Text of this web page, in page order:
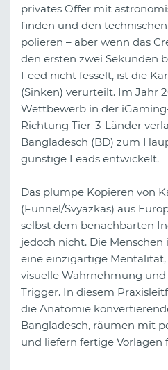
privates Offer mit
finden und den
polieren – aber wenn das
den ersten zwei Sekunden
Feed nicht fesselt, ist die
(Sinken) verurteilt. Im Jahr
Wettbewerb in der
Richtung Tier-3-Länder
Bangladesch (BD) zum
günstige Leads entwickelt.
Das plumpe Kopieren von
(Funnel/Svyazkas) aus
selbst dem benachbarten
jedoch nicht. Die
eine einzigartige Mentalität,
visuelle Wahrnehmung
Trigger. In diesem
die Anatomie
Bangladesch, räumen mit
und liefern fertige Vorlagen